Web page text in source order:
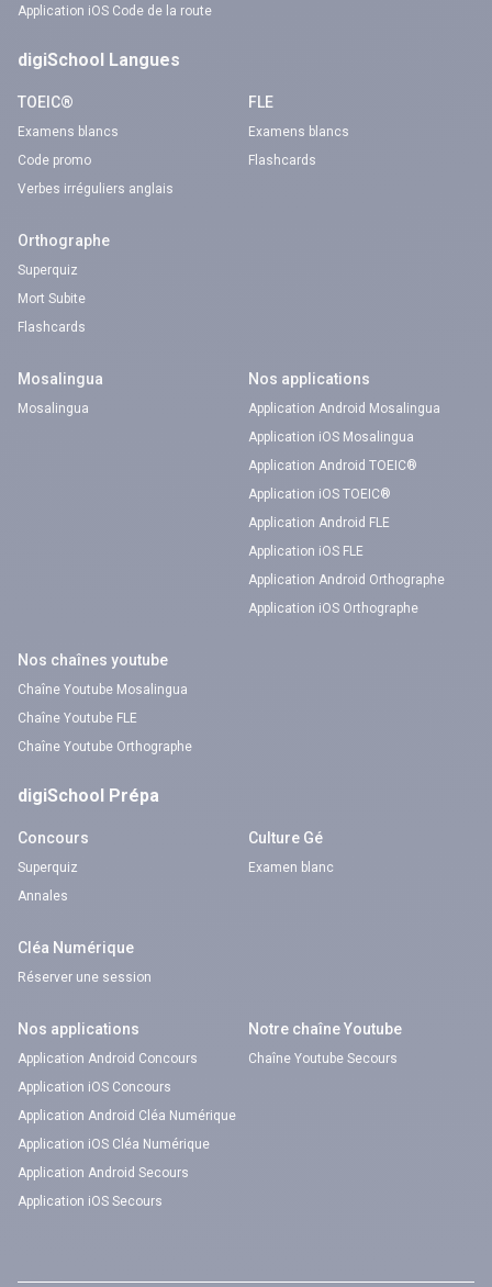
Application iOS Code de la route
digiSchool Langues
TOEIC®
Examens blancs
Code promo
Verbes irréguliers anglais
FLE
Examens blancs
Flashcards
Orthographe
Superquiz
Mort Subite
Flashcards
Mosalingua
Mosalingua
Nos applications
Application Android Mosalingua
Application iOS Mosalingua
Application Android TOEIC®
Application iOS TOEIC®
Application Android FLE
Application iOS FLE
Application Android Orthographe
Application iOS Orthographe
Nos chaînes youtube
Chaîne Youtube Mosalingua
Chaîne Youtube FLE
Chaîne Youtube Orthographe
digiSchool Prépa
Concours
Superquiz
Annales
Culture Gé
Examen blanc
Cléa Numérique
Réserver une session
Nos applications
Application Android Concours
Application iOS Concours
Application Android Cléa Numérique
Application iOS Cléa Numérique
Application Android Secours
Application iOS Secours
Notre chaîne Youtube
Chaîne Youtube Secours